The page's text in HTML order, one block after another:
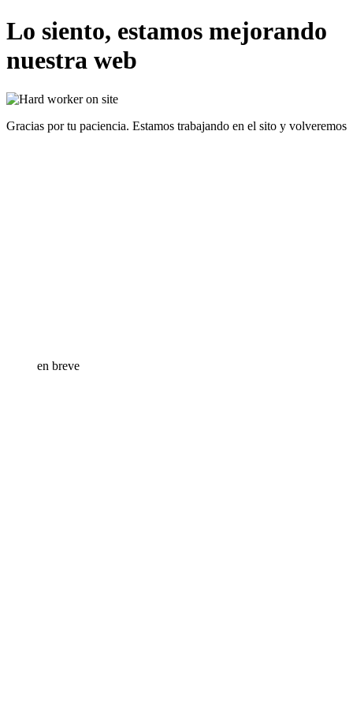
Lo siento, estamos mejorando
nuestra web
Gracias por tu paciencia. Estamos trabajando en el sito y volveremos
en breve